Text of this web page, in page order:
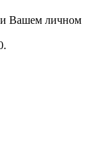
Вашем личном